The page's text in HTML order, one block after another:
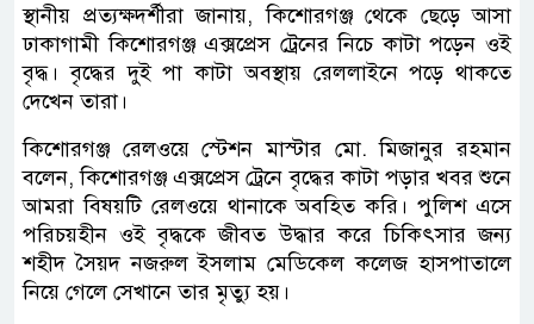
স্থানীয় প্রত্যক্ষদর্শীরা জানায়, কিশোরগঞ্জ থেকে ছেড়ে আসা
ঢাকাগামী কিশোরগঞ্জ এক্সপ্রেস ট্রেনের নিচে কাটা পড়েন ওই
বৃদ্ধ। বৃদ্ধের দুই পা কাটা অবস্থায় রেললাইনে পড়ে থাকতে
দেখেন তারা।
কিশোরগঞ্জ রেলওয়ে স্টেশন মাস্টার মো. মিজানুর রহমান
বলেন, কিশোরগঞ্জ এক্সপ্রেস ট্রেনে বৃদ্ধের কাটা পড়ার খবর শুনে
আমরা বিষয়টি রেলওয়ে থানাকে অবহিত করি। পুলিশ এসে
পরিচয়হীন ওই বৃদ্ধকে জীবত উদ্ধার করে চিকিৎসার জন্য
শহীদ সৈয়দ নজরুল ইসলাম মেডিকেল কলেজ হাসপাতালে
নিয়ে গেলে সেখানে তার মৃত্যু হয়।